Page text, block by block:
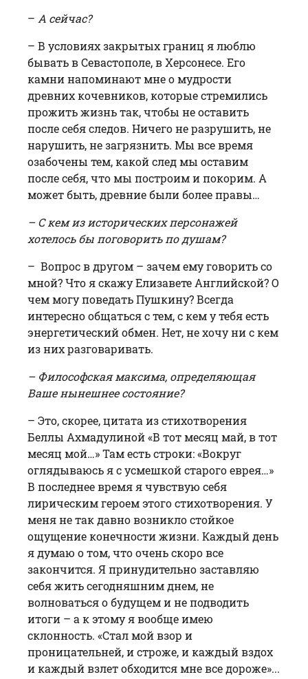
– А сейчас?
– В условиях закрытых границ я люблю
бывать в Севастополе, в Херсонесе. Его
камни напоминают мне о мудрости
древних кочевников, которые стремились
прожить жизнь так, чтобы не оставить
после себя следов. Ничего не разрушить, не
нарушить, не загрязнить. Мы все время
озабочены тем, какой след мы оставим
после себя, что мы построим и покорим. А
может быть, древние были более правы…
– С кем из исторических персонажей
хотелось бы поговорить по душам?
– Вопрос в другом – зачем ему говорить со
мной? Что я скажу Елизавете Английской? О
чем могу поведать Пушкину? Всегда
интересно общаться с тем, с кем у тебя есть
энергетический обмен. Нет, не хочу ни с кем
из них разговаривать.
– Философская максима, определяющая
Ваше нынешнее состояние?
– Это, скорее, цитата из стихотворения
Беллы Ахмадулиной «В тот месяц май, в тот
месяц мой…» Там есть строки: «Вокруг
оглядываюсь я с усмешкой старого еврея…»
В последнее время я чувствую себя
лирическим героем этого стихотворения. У
меня не так давно возникло стойкое
ощущение конечности жизни. Каждый день
я думаю о том, что очень скоро все
закончится. Я принудительно заставляю
себя жить сегодняшним днем, не
волноваться о будущем и не подводить
итоги – а к этому я вообще имею
склонность. «Стал мой взор и
проницательней, и строже, и каждый вздох
и каждый взлет обходится мне все дороже»...